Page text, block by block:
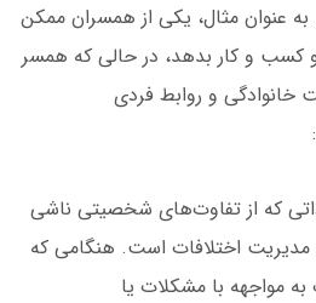
به عنوان مثال، یکی از همسران ممکن
کسب و کار بدهد، در حالی که همسر
خانوادگی و روابط فردی
که از تفاوت‌های شخصیتی ناشی
مدیریت اختلافات است. هنگامی که
مواجهه با مشکلات یا